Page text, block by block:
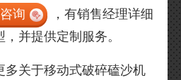
询
，有销售经理详细
并提供定制服务。
多关于移动式破碎磕沙机